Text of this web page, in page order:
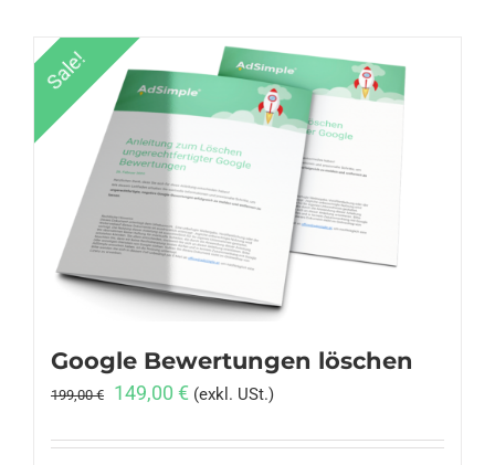
Shop
Agentur
Anmelden
Sale!
Google Bewertungen löschen
199,00€
Ursprünglicher
war:
149,00 €Aktueller
ist:
(exkl. USt.)